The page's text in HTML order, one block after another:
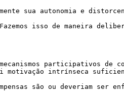
sua autonomia e
isso de maneira
participativos de
motivação intrínseca
são ou deveriam ser